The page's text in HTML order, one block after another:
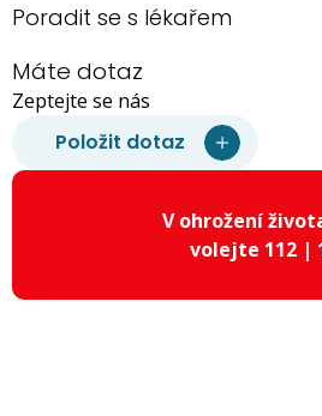
Poradit se s lékařem
Máte dotaz
Zeptejte se nás
Položit dotaz
V ohrožení
volejte 112 |